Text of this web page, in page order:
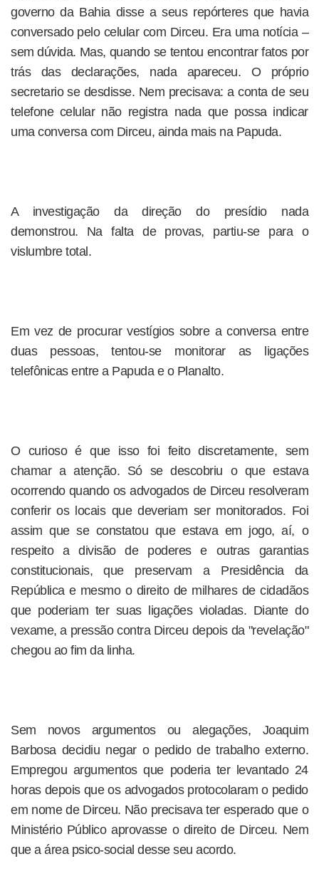
governo da Bahia disse a seus repórteres que havia
conversado pelo celular com Dirceu. Era uma notícia –
sem dúvida. Mas, quando se tentou encontrar fatos por
trás das declarações, nada apareceu. O próprio
secretario se desdisse. Nem precisava: a conta de seu
telefone celular não registra nada que possa indicar
uma conversa com Dirceu, ainda mais na Papuda.
A investigação da direção do presídio nada
demonstrou. Na falta de provas, partiu-se para o
vislumbre total.
Em vez de procurar vestígios sobre a conversa entre
duas pessoas, tentou-se monitorar as ligações
telefônicas entre a Papuda e o Planalto.
O curioso é que isso foi feito discretamente, sem
chamar a atenção. Só se descobriu o que estava
ocorrendo quando os advogados de Dirceu resolveram
conferir os locais que deveriam ser monitorados. Foi
assim que se constatou que estava em jogo, aí, o
respeito a divisão de poderes e outras garantias
constitucionais, que preservam a Presidência da
República e mesmo o direito de milhares de cidadãos
que poderiam ter suas ligações violadas. Diante do
vexame, a pressão contra Dirceu depois da "revelação"
chegou ao fim da linha.
Sem novos argumentos ou alegações, Joaquim
Barbosa decidiu negar o pedido de trabalho externo.
Empregou argumentos que poderia ter levantado 24
horas depois que os advogados protocolaram o pedido
em nome de Dirceu. Não precisava ter esperado que o
Ministério Público aprovasse o direito de Dirceu. Nem
que a área psico-social desse seu acordo.